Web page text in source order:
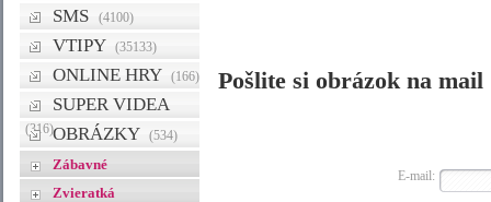
SMS
(4100)
VTIPY (35133)
ONLINE HRY (166)
SUPER VIDEA
(316)OBRÁZKY (534)
Zábavné
Zvieratká
Pošlite si obrázok na mail
E-mail: